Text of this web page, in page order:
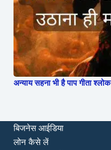
अन्याय सहना भी है पाप गीता श्लोक
बिजनेस आईडिया
लोन कैसे लें